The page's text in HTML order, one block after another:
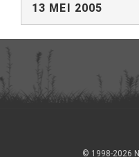
13 MEI 2005
© 1998-2026